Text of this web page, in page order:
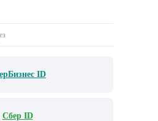
ID
Сбер ID